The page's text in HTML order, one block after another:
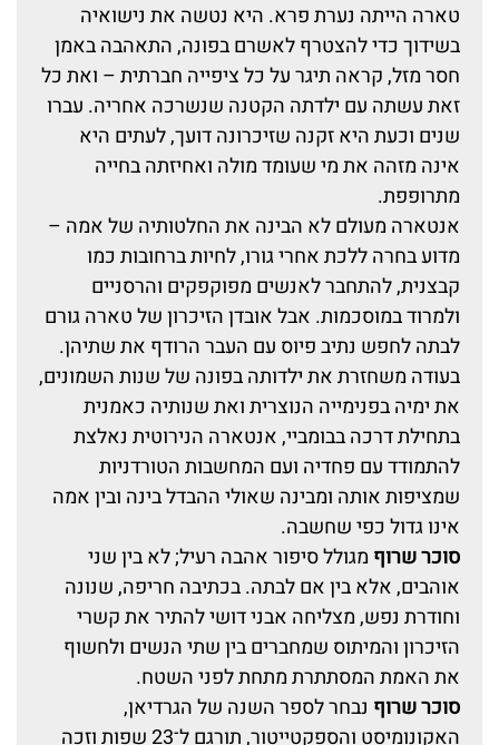
טארה הייתה נערת פרא. היא נטשה את נישואיה
בשידוך כדי להצטרף לאשרם בפונה, התאהבה באמן
חסר מזל, קראה תיגר על כל ציפייה חברתית – ואת כל
זאת עשתה עם ילדתה הקטנה שנשרכה אחריה. עברו
שנים וכעת היא זקנה שזיכרונה דועך, לעתים היא
אינה מזהה את מי שעומד מולה ואחיזתה בחייה
מתרופפת.
אנטארה מעולם לא הבינה את החלטותיה של אמה –
מדוע בחרה ללכת אחרי גורו, לחיות ברחובות כמו
קבצנית, להתחבר לאנשים מפוקפקים והרסניים
ולמרוד במוסכמות. אבל אובדן הזיכרון של טארה גורם
לבתה לחפש נתיב פיוס עם העבר הרודף את שתיהן.
בעודה משחזרת את ילדותה בפונה של שנות השמונים,
את ימיה בפנימייה הנוצרית ואת שנותיה כאמנית
בתחילת דרכה בבומביי, אנטארה הנירוטית נאלצת
להתמודד עם פחדיה ועם המחשבות הטורדניות
שמציפות אותה ומבינה שאולי ההבדל בינה ובין אמה
אינו גדול כפי שחשבה.
סוכר שרוף מגולל סיפור אהבה רעיל; לא בין שני
אוהבים, אלא בין אם לבתה. בכתיבה חריפה, שנונה
וחודרת נפש, מצליחה אבני דושי להתיר את קשרי
הזיכרון והמיתוס שמחברים בין שתי הנשים ולחשוף
את האמת המסתתרת מתחת לפני השטח.
סוכר שרוף נבחר לספר השנה של הגרדיאן,
האקונומיסט והספקטייטור, תורגם ל־23 שפות וזכה